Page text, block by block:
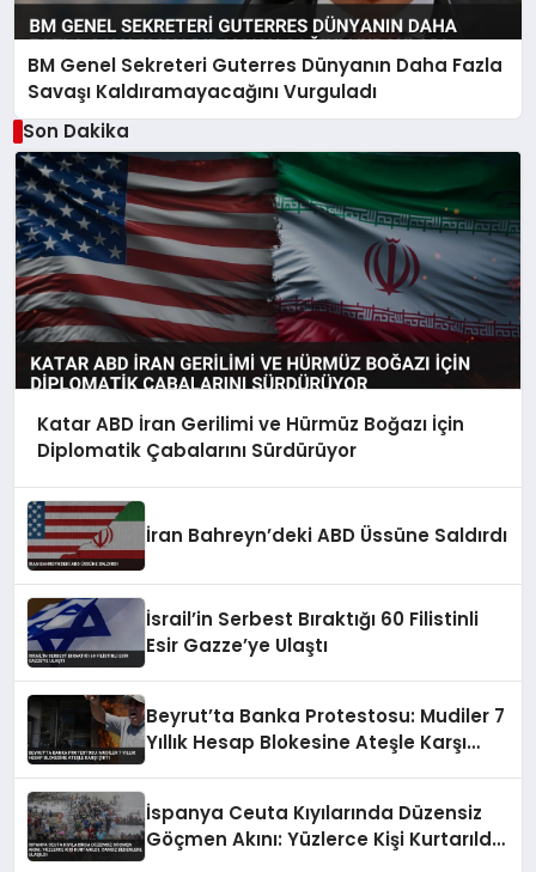
BM Genel Sekreteri Guterres Dünyanın Daha Fazla
Savaşı Kaldıramayacağını Vurguladı
Son Dakika
Katar ABD İran Gerilimi ve Hürmüz Boğazı İçin
Diplomatik Çabalarını Sürdürüyor
İran Bahreyn’deki ABD Üssüne Saldırdı
İsrail’in Serbest Bıraktığı 60 Filistinli
Esir Gazze’ye Ulaştı
Beyrut’ta Banka Protestosu: Mudiler 7
Yıllık Hesap Blokesine Ateşle Karşı
İspanya Ceuta Kıyılarında Düzensiz
Göçmen Akını: Yüzlerce Kişi Kurtarıldı,